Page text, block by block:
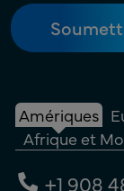
Amériques
Afrique et
+1 908